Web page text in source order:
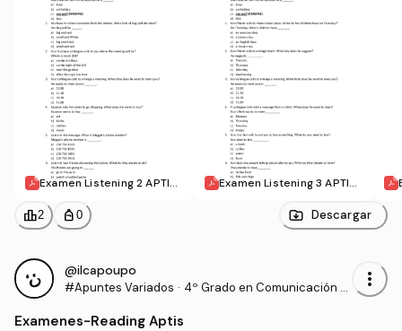
Examen Listening 2 APTIS.
Examen Listening 3 APTIS.
leaderboard2 personal_bag 0 Descargar
@ilcapoupo
#Apuntes Variados · 4º Grado en Comunicación A
more_vert
Examenes-Reading Aptis